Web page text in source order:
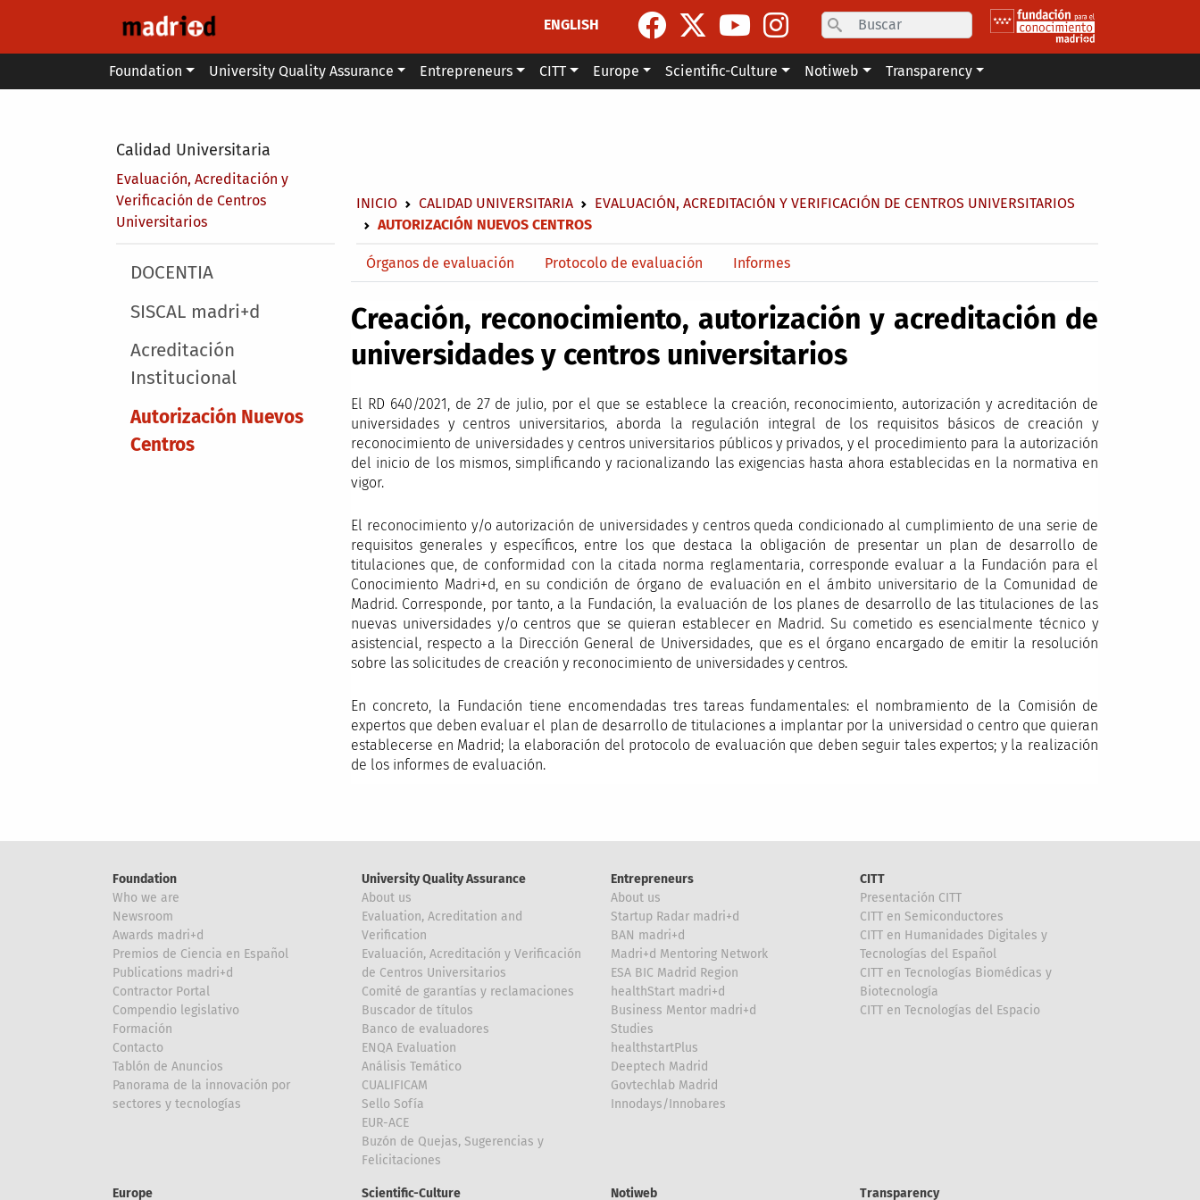
ENGLISH
Search
Main menu
Foundation University Quality Assurance Entrepreneurs CITT Europe Scientific-Culture Notiweb Transparency
Calidad Universitaria
Evaluación, Acreditación y
Verificación de Centros
Universitarios
Breadcrumb
INICIO CALIDAD UNIVERSITARIA
EVALUACIÓN, ACREDITACIÓN Y VERIFICACIÓN DE CENTROS UNIVERSITARIOS
AUTORIZACIÓN NUEVOS CENTROS
Main menu
DOCENTIA
SISCAL madri+d
Acreditación
Institucional
Autorización Nuevos
Centros
Main menu level 4
Órganos de evaluación Protocolo de evaluación Informes
Creación, reconocimiento, autorización y acreditación de
universidades y centros universitarios
El RD 640/2021, de 27 de julio, por el que se establece la creación, reconocimiento, autorización y acreditación de
universidades y centros universitarios, aborda la regulación integral de los requisitos básicos de creación y
reconocimiento de universidades y centros universitarios públicos y privados, y el procedimiento para la autorización
del inicio de los mismos, simplificando y racionalizando las exigencias hasta ahora establecidas en la normativa en
vigor.
El reconocimiento y/o autorización de universidades y centros queda condicionado al cumplimiento de una serie de
requisitos generales y específicos, entre los que destaca la obligación de presentar un plan de desarrollo de
titulaciones que, de conformidad con la citada norma reglamentaria, corresponde evaluar a la Fundación para el
Conocimiento Madri+d, en su condición de órgano de evaluación en el ámbito universitario de la Comunidad de
Madrid. Corresponde, por tanto, a la Fundación, la evaluación de los planes de desarrollo de las titulaciones de las
nuevas universidades y/o centros que se quieran establecer en Madrid. Su cometido es esencialmente técnico y
asistencial, respecto a la Dirección General de Universidades, que es el órgano encargado de emitir la resolución
sobre las solicitudes de creación y reconocimiento de universidades y centros.
En concreto, la Fundación tiene encomendadas tres tareas fundamentales: el nombramiento de la Comisión de
expertos que deben evaluar el plan de desarrollo de titulaciones a implantar por la universidad o centro que quieran
establecerse en Madrid; la elaboración del protocolo de evaluación que deben seguir tales expertos; y la realización
de los informes de evaluación.
Foundation
Who we are
Newsroom
Awards madri+d
Premios de Ciencia en Español
Publications madri+d
Contractor Portal
Compendio legislativo
Formación
Contacto
Tablón de Anuncios
Panorama de la innovación por
sectores y tecnologías
University Quality Assurance
About us
Evaluation, Acreditation and
Verification
Evaluación, Acreditación y Verificación
de Centros Universitarios
Comité de garantías y reclamaciones
Buscador de títulos
Banco de evaluadores
ENQA Evaluation
Análisis Temático
CUALIFICAM
Sello Sofía
EUR-ACE
Buzón de Quejas, Sugerencias y
Felicitaciones
Entrepreneurs
About us
Startup Radar madri+d
BAN madri+d
Madri+d Mentoring Network
ESA BIC Madrid Region
healthStart madri+d
Business Mentor madri+d
Studies
healthstartPlus
Deeptech Madrid
Govtechlab Madrid
Innodays/Innobares
CITT
Presentación CITT
CITT en Semiconductores
CITT en Humanidades Digitales y
Tecnologías del Español
CITT en Tecnologías Biomédicas y
Biotecnología
CITT en Tecnologías del Espacio
Europe Scientific-Culture Notiweb Transparency